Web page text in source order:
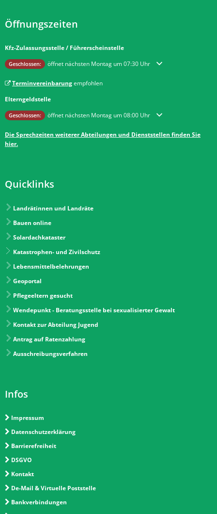
Öffnungszeiten
Kfz-Zulassungsstelle / Führerscheinstelle
Klicken, um weitere Öffnungs- oder Schließzeiten auszublenden
Geschlossen: öffnet nächsten Montag um 07:30 Uhr
Terminvereinbarungempfohlen
Elterngeldstelle
Klicken, um weitere Öffnungs- oder Schließzeiten auszublenden
Geschlossen: öffnet nächsten Montag um 08:00 Uhr
Die Sprechzeiten weiterer Abteilungen und Dienststellen finden Sie
hier.
Quicklinks
Landrätinnen und Landräte
Bauen online
Solardachkataster
Katastrophen- und Zivilschutz
Lebensmittelbelehrungen
Geoportal
Pflegeeltern gesucht
Wendepunkt - Beratungsstelle bei sexualisierter Gewalt
Kontakt zur Abteilung Jugend
Antrag auf Ratenzahlung
Ausschreibungsverfahren
Infos
Impressum
Datenschutzerklärung
Barrierefreiheit
DSGVO
Kontakt
De-Mail & Virtuelle Poststelle
Bankverbindungen